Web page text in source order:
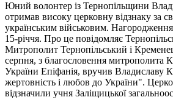
Юний волонтер із Тернопільщини
отримав високу церковну відзнаку за
українським військовим.
15-річчя. Про це повідомляє
Митрополит Тернопільський і
серпня, з благословення митрополита
України Епіфанія, вручив Владиславу
жертовність і любов до України".
відзначили учня Заліщицької